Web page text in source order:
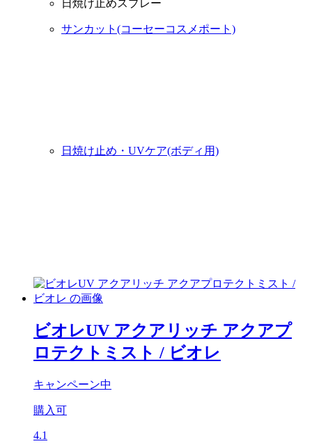
日焼け止めスプレー
サンカット(コーセーコスメポート)
日焼け止め・UVケア(ボディ用)
ビオレUV アクアリッチ アクアプ
ロテクトミスト / ビオレ
キャンペーン中
購入可
4.1